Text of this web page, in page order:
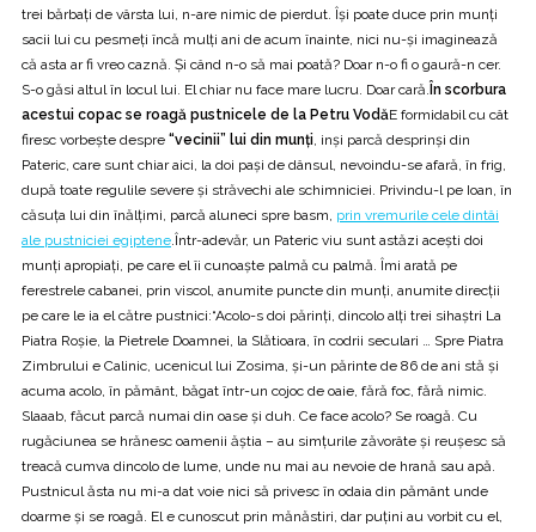
trei bărbaţi de vârsta lui, n-are nimic de pierdut. Îşi poate duce prin munţi
sacii lui cu pesmeţi încă mulţi ani de acum înainte, nici nu-şi imaginează
că asta ar fi vreo caznă. Şi când n-o să mai poată? Doar n-o fi o gaură-n cer.
S-o găsi altul în locul lui. El chiar nu face mare lucru. Doar cară. În scorbura
acestui copac se roagă pustnicele de la Petru VodăE formidabil cu cât
firesc vorbeşte despre “vecinii” lui din munţi, inşi parcă desprinşi din
Pateric, care sunt chiar aici, la doi paşi de dânsul, nevoindu-se afară, în frig,
după toate regulile severe şi străvechi ale schimniciei. Privindu-l pe Ioan, în
căsuţa lui din înălţimi, parcă aluneci spre basm, prin vremurile cele dintâi
ale pustniciei egiptene.Într-adevăr, un Pateric viu sunt astăzi aceşti doi
munţi apropiaţi, pe care el îi cunoaşte palmă cu palmă. Îmi arată pe
ferestrele cabanei, prin viscol, anumite puncte din munţi, anumite direcţii
pe care le ia el către pustnici:“Acolo-s doi părinţi, dincolo alţi trei sihaştri La
Piatra Roşie, la Pietrele Doamnei, la Slătioara, în codrii seculari … Spre Piatra
Zimbrului e Calinic, ucenicul lui Zosima, şi-un părinte de 86 de ani stă şi
acuma acolo, în pământ, băgat într-un cojoc de oaie, fără foc, fără nimic.
Slaaab, făcut parcă numai din oase şi duh. Ce face acolo? Se roagă. Cu
rugăciunea se hrănesc oamenii ăştia – au simţurile zăvorâte şi reuşesc să
treacă cumva dincolo de lume, unde nu mai au nevoie de hrană sau apă.
Pustnicul ăsta nu mi-a dat voie nici să privesc în odaia din pământ unde
doarme şi se roagă. El e cunoscut prin mănăstiri, dar puţini au vorbit cu el,